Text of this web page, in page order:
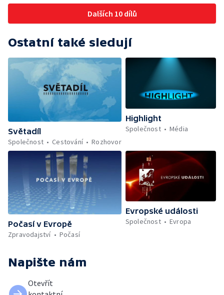
Dalších 10 dílů
Ostatní také sledují
Světadíl
Společnost
Cestování Rozhovor
Highlight
Společnost
Média
Počasí v Evropě
Zpravodajství
Počasí
Evropské události
Společnost
Evropa
Napište nám
Otevřít